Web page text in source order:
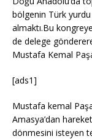
bölgenin Türk
almaktı.Bu kongreye
de delege
Mustafa Kemal
[ads1]
Mustafa kemal
Amasya’dan
dönmesini isteyen